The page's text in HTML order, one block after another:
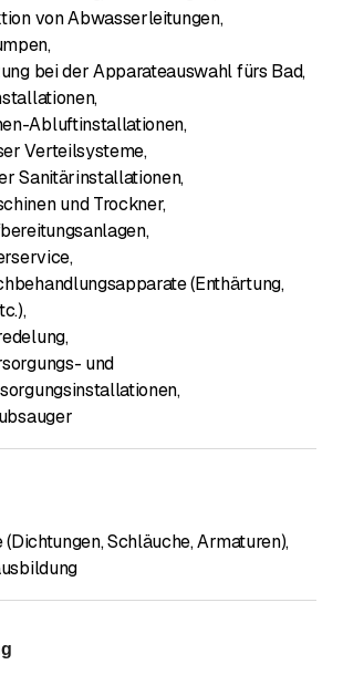
von Abwasserleitungen,
,
bei der Apparateauswahl fürs Bad,
,
Abluftinstallationen,
Verteilsysteme,
Sanitärinstallationen,
und Trockner,
,
,
(Enthärtung,
,
,
und
,
Schläuche, Armaturen),